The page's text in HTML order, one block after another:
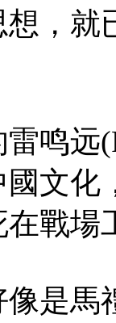
，就
鸣远
文化
戰場
是馬